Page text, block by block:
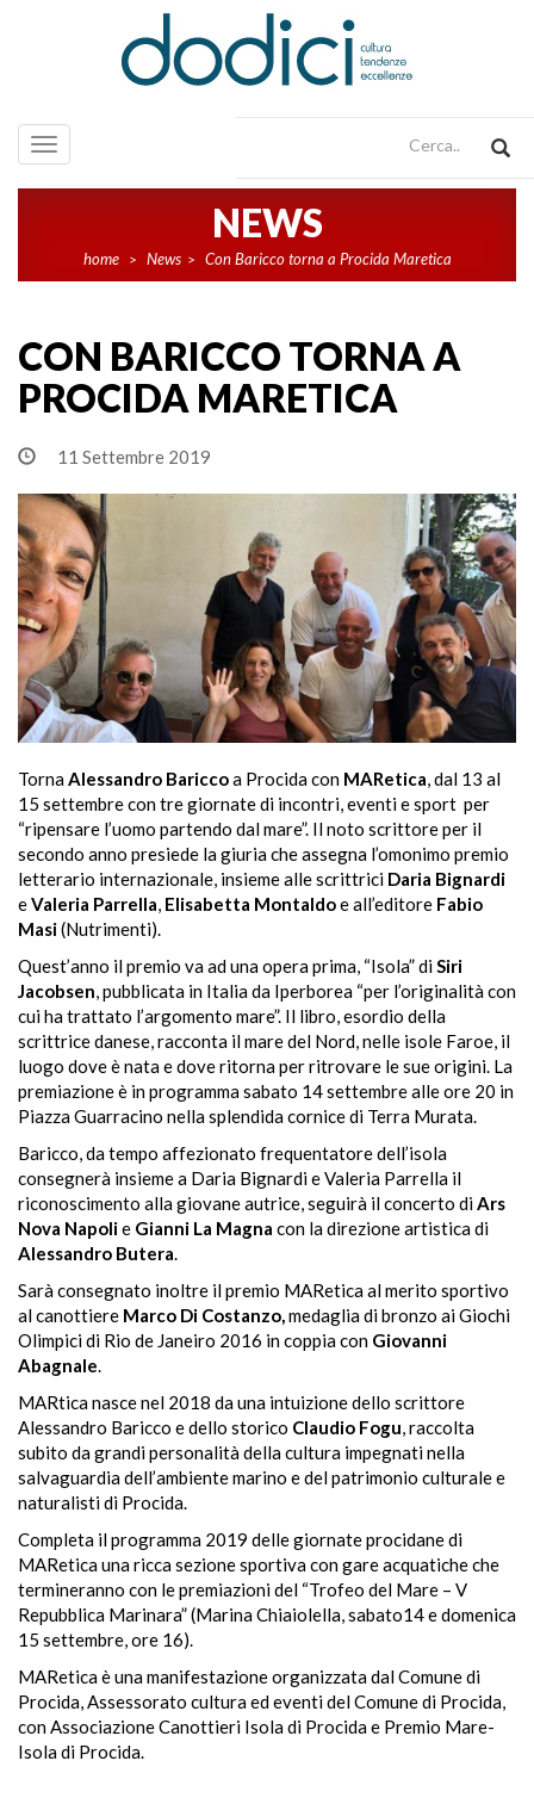
Toggle
navigation
NEWS
home > News > Con Baricco torna a Procida Maretica
CON BARICCO TORNA A
PROCIDA MARETICA
11 Settembre 2019
TornaAlessandro Bariccoa Procida con MARetica, dal 13 al
15 settembre con tre giornate di incontri, eventi e sport per
“ripensare l’uomo partendo dal mare”. Il noto scrittore per il
secondo anno presiede la giuria che assegna l’omonimo premio
letterario internazionale, insieme alle scrittrici Daria Bignardi
eValeria Parrella, Elisabetta Montaldoe all’editore Fabio
Masi(Nutrimenti).
Quest’anno il premio va ad una opera prima, “Isola” diSiri
Jacobsen, pubblicata in Italia da Iperborea “per l’originalità con
cui ha trattato l’argomento mare”. Il libro, esordio della
scrittrice danese, racconta il mare del Nord, nelle isole Faroe, il
luogo dove è nata e dove ritorna per ritrovare le sue origini. La
premiazione è in programma sabato 14 settembre alle ore 20 in
Piazza Guarracino nella splendida cornice di Terra Murata.
Baricco, da tempo affezionato frequentatore dell’isola
consegnerà insieme a Daria Bignardi e Valeria Parrella il
riconoscimento alla giovane autrice, seguirà il concerto diArs
Nova Napolie Gianni La Magna con la direzione artistica di
Alessandro Butera.
Sarà consegnato inoltre il premio MARetica al merito sportivo
al canottiere Marco Di Costanzo,medaglia di bronzo ai Giochi
Olimpici di Rio de Janeiro 2016 in coppia con Giovanni
Abagnale.
MARtica nasce nel 2018 da una intuizione dello scrittore
Alessandro Baricco e dello storico Claudio Fogu, raccolta
subito da grandi personalità della cultura impegnati nella
salvaguardia dell’ambiente marino e del patrimonio culturale e
naturalisti di Procida.
Completa il programma 2019 delle giornate procidane di
MARetica una ricca sezione sportiva con gare acquatiche che
termineranno con le premiazioni del “Trofeo del Mare – V
Repubblica Marinara” (Marina Chiaiolella, sabato14 e domenica
15 settembre, ore 16).
MARetica è una manifestazione organizzata dal Comune di
Procida, Assessorato cultura ed eventi del Comune di Procida,
con Associazione Canottieri Isola di Procida e Premio Mare-
Isola di Procida.